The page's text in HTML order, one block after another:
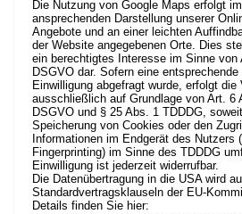
Die Nutzung von Google Maps erfolgt
ansprechenden Darstellung unserer
Angebote und an einer leichten
der Website angegebenen Orte. Dies
ein berechtigtes Interesse im Sinne
DSGVO dar. Sofern eine entsprechende
Einwilligung abgefragt wurde, erfolgt die
ausschließlich auf Grundlage von Art. 6
DSGVO und § 25 Abs. 1 TDDDG,
Speicherung von Cookies oder den
Informationen im Endgerät des Nutzers
Fingerprinting) im Sinne des TDDDG
Einwilligung ist jederzeit widerrufbar.
Die Datenübertragung in die USA wird
Standardvertragsklauseln der EU-
Details finden Sie hier: